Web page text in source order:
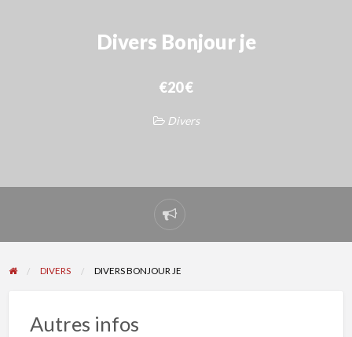
Divers Bonjour je
€20 €
Divers
Signaler
un
problème
DIVERS DIVERS BONJOUR JE
Autres infos